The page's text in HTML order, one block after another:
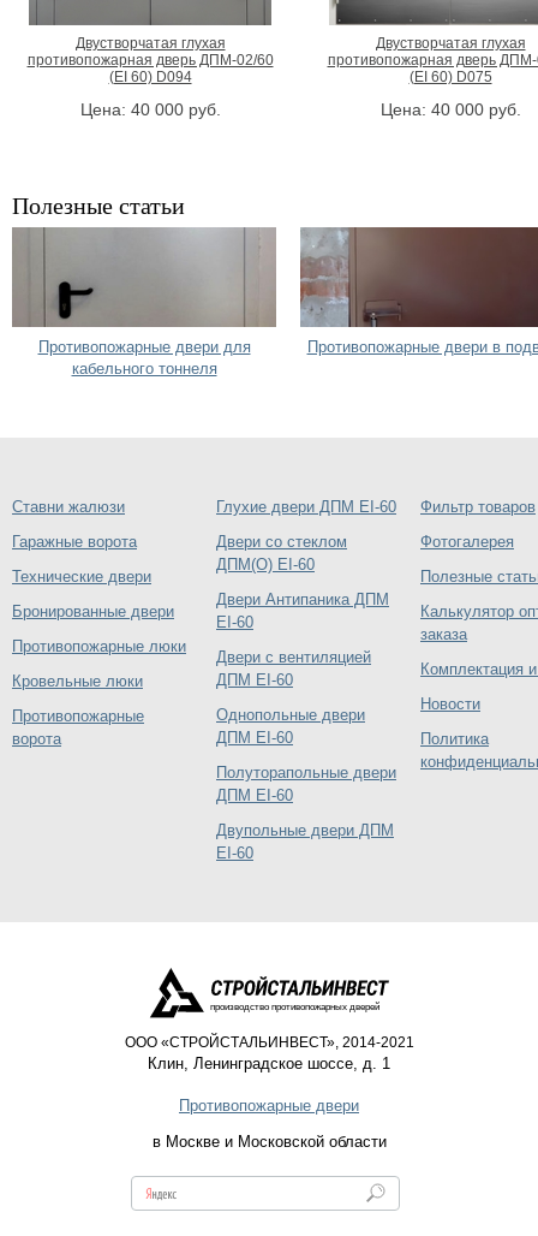
Двустворчатая глухая
противопожарная дверь ДПМ-02/60
(EI 60) D094
Цена: 40 000руб.
Двустворчатая глухая
противопожарная дверь
(EI 60) D075
Цена: 40 000руб.
Полезные статьи
Противопожарные двери для
кабельного тоннеля
Противопожарные двери в
Ставни жалюзи
Гаражные ворота
Технические двери
Бронированные двери
Противопожарные люки
Кровельные люки
Противопожарные
ворота
Глухие двери ДПМ EI-60
Двери со стеклом
ДПМ(О) EI-60
Двери Антипаника ДПМ
EI-60
Двери с вентиляцией
ДПМ EI-60
Однопольные двери
ДПМ EI-60
Полуторапольные двери
ДПМ EI-60
Двупольные двери ДПМ
EI-60
Фильтр товаров
Фотогалерея
Полезные
Калькулятор
заказа
Комплектация
Новости
Политика
производство противопожарных дверей
ООО «СТРОЙСТАЛЬИНВЕСТ», 2014-2021
Клин, Ленинградское шоссе, д. 1
Противопожарные двери
в Москве и Московской области